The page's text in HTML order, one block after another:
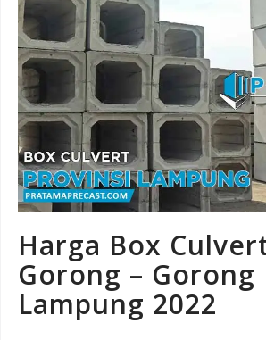
Harga Box
Gorong – Gorong
Lampung 2022